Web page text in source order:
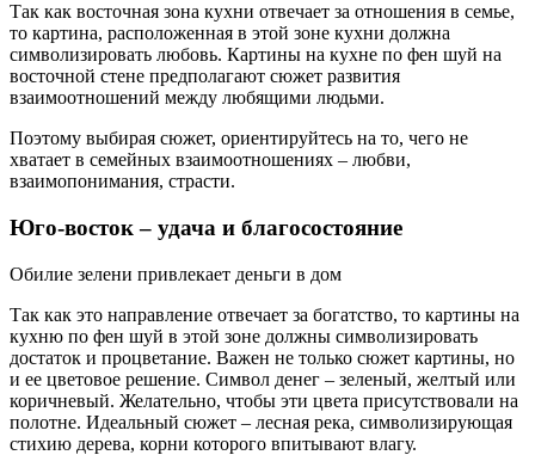
Так как восточная зона кухни отвечает за отношения в семье,
то картина, расположенная в этой зоне кухни должна
символизировать любовь. Картины на кухне по фен шуй на
восточной стене предполагают сюжет развития
взаимоотношений между любящими людьми.
Поэтому выбирая сюжет, ориентируйтесь на то, чего не
хватает в семейных взаимоотношениях – любви,
взаимопонимания, страсти.
Юго-восток – удача и благосостояние
Обилие зелени привлекает деньги в дом
Так как это направление отвечает за богатство, то картины на
кухню по фен шуй в этой зоне должны символизировать
достаток и процветание. Важен не только сюжет картины, но
и ее цветовое решение. Символ денег – зеленый, желтый или
коричневый. Желательно, чтобы эти цвета присутствовали на
полотне. Идеальный сюжет – лесная река, символизирующая
стихию дерева, корни которого впитывают влагу.